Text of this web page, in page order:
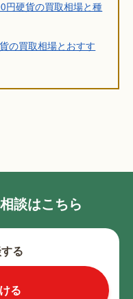
円硬貨の買取相場と種
の買取相場とおすす
談はこちら
る
る